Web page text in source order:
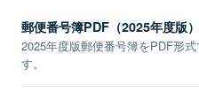
郵便番号簿PDF（2025年度版）
2025年度版郵便番号簿をPDF形
す。